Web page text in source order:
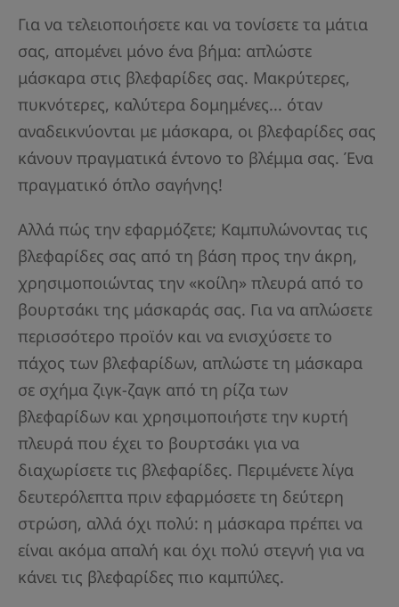
Για να τελειοποιήσετε και να τονίσετε τα μάτια
σας, απομένει μόνο ένα βήμα: απλώστε
μάσκαρα στις βλεφαρίδες σας. Μακρύτερες,
πυκνότερες, καλύτερα δομημένες... όταν
αναδεικνύονται με μάσκαρα, οι βλεφαρίδες σας
κάνουν πραγματικά έντονο το βλέμμα σας. Ένα
πραγματικό όπλο σαγήνης!
Αλλά πώς την εφαρμόζετε; Καμπυλώνοντας τις
βλεφαρίδες σας από τη βάση προς την άκρη,
χρησιμοποιώντας την «κοίλη» πλευρά από το
βουρτσάκι της μάσκαράς σας. Για να απλώσετε
περισσότερο προϊόν και να ενισχύσετε το
πάχος των βλεφαρίδων, απλώστε τη μάσκαρα
σε σχήμα ζιγκ-ζαγκ από τη ρίζα των
βλεφαρίδων και χρησιμοποιήστε την κυρτή
πλευρά που έχει το βουρτσάκι για να
διαχωρίσετε τις βλεφαρίδες. Περιμένετε λίγα
δευτερόλεπτα πριν εφαρμόσετε τη δεύτερη
στρώση, αλλά όχι πολύ: η μάσκαρα πρέπει να
είναι ακόμα απαλή και όχι πολύ στεγνή για να
κάνει τις βλεφαρίδες πιο καμπύλες.